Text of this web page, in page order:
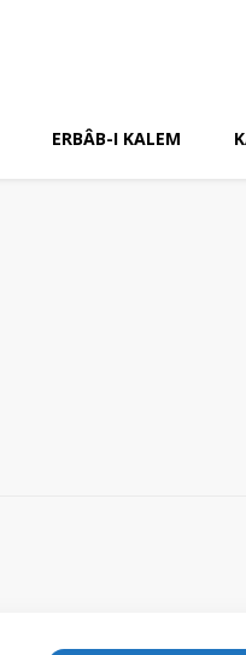
ERBÂB-I KALEM